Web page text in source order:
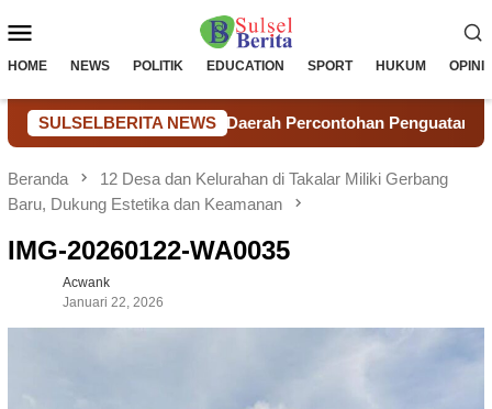
ke
Mobile
HOME NEWS POLITIK EDUCATION SPORT HUKUM OPINI
SULSELBERITA NEWS
Bidik Takalar Jadi Daerah Percontohan Penguatan HAM di
Beranda
12 Desa dan Kelurahan di Takalar Miliki Gerbang
Baru, Dukung Estetika dan Keamanan
IMG-20260122-WA0035
Acwank
Januari 22, 2026